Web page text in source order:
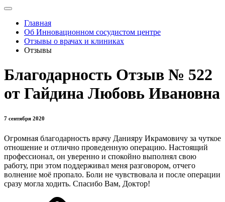
Главная
Об Инновационном сосудистом центре
Отзывы о врачах и клиниках
Отзывы
Благодарность Отзыв № 522
от Гайдина Любовь Ивановна
7 сентября 2020
Огромная благодарность врачу Данияру Икрамовичу за чуткое
отношение и отлично проведенную операцию. Настоящий
профессионал, он уверенно и спокойно выполнял свою
работу, при этом поддерживал меня разговором, отчего
волнение моё пропало. Боли не чувствовала и после операции
сразу могла ходить. Спасибо Вам, Доктор!